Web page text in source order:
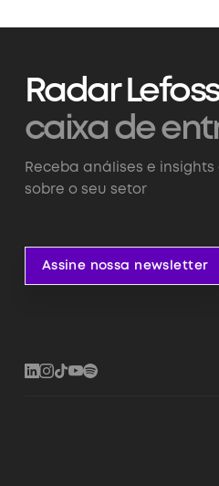
Radar
caixa de
Receba análises e
sobre o seu setor
Assine nossa newsletter